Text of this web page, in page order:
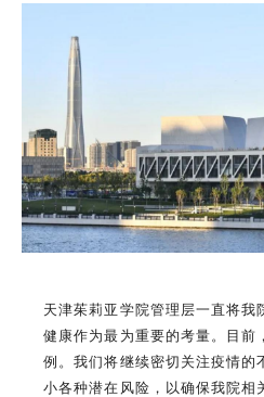
天津茱莉亚学院管理层一直将我
健康作为最为重要的考量。目前
例。我们将继续密切关注疫情的
小各种潜在风险，以确保我院相